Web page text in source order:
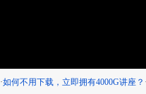
·如何不用下载，立即拥有4000G讲座？